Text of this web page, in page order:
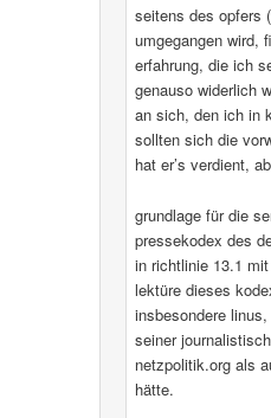
seitens des opfers
umgegangen wird,
erfahrung, die ich
genauso widerlich
an sich, den ich in
sollten sich die
hat er’s verdient,
grundlage für die
pressekodex des
in richtlinie 13.1
lektüre dieses
insbesondere
seiner
netzpolitik.org als
hätte.